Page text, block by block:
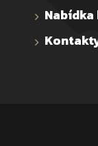
Nabídka